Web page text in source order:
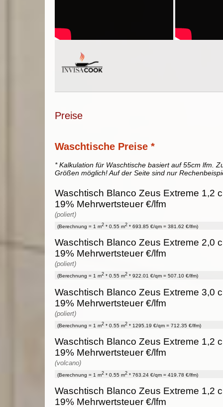
Preise
Waschtische Preise *
* Kalkulation für Waschtische basiert auf 55cm lfm.
Größen möglich! Auf der Seite sind nur
Waschtisch Blanco Zeus Extreme 1,2
19% Mehrwertsteuer €/lfm
(poliert)
(Berechnung = 1 m2 * 0.55 m2 * 693.85 €/qm = 381.62 €/lfm)
Waschtisch Blanco Zeus Extreme 2,0
19% Mehrwertsteuer €/lfm
(poliert)
(Berechnung = 1 m2 * 0.55 m2 * 922.01 €/qm = 507.10 €/lfm)
Waschtisch Blanco Zeus Extreme 3,0
19% Mehrwertsteuer €/lfm
(poliert)
(Berechnung = 1 m2 * 0.55 m2 * 1295.19 €/qm = 712.35 €/lfm)
Waschtisch Blanco Zeus Extreme 1,2
19% Mehrwertsteuer €/lfm
(volcano)
(Berechnung = 1 m2 * 0.55 m2 * 763.24 €/qm = 419.78 €/lfm)
Waschtisch Blanco Zeus Extreme 1,2
19% Mehrwertsteuer €/lfm